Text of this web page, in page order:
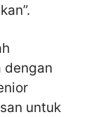
dengan
untuk